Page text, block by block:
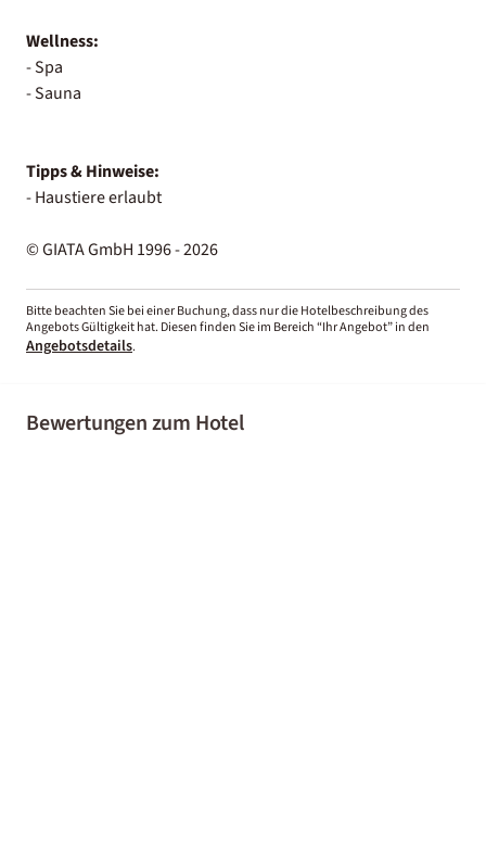
Wellness:
- Spa
- Sauna
Tipps & Hinweise:
- Haustiere erlaubt
© GIATA GmbH 1996 - 2026
Bitte beachten Sie bei einer Buchung, dass nur die Hotelbeschreibung des
Angebots Gültigkeit hat. Diesen finden Sie im Bereich “Ihr Angebot” in den
Angebotsdetails.
Bewertungen zum Hotel